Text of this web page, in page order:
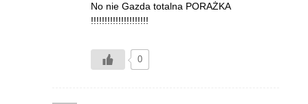
No nie Gazda totalna PORAŻKA
!!!!!!!!!!!!!!!!!!!!!
0